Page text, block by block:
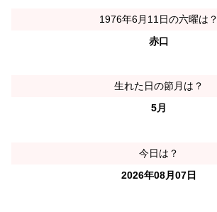
1976年6月11日の六曜は？
赤口
生れた日の節月は？
5月
今日は？
2026年08月07日